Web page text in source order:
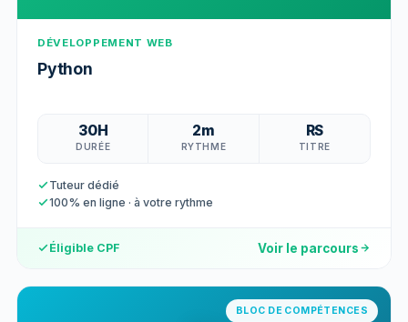
DÉVELOPPEMENT WEB
Python
30H
DURÉE
2m
RYTHME
RS
TITRE
Tuteur dédié
100% en ligne · à votre rythme
Éligible CPF Voir le parcours
BLOC DE COMPÉTENCES